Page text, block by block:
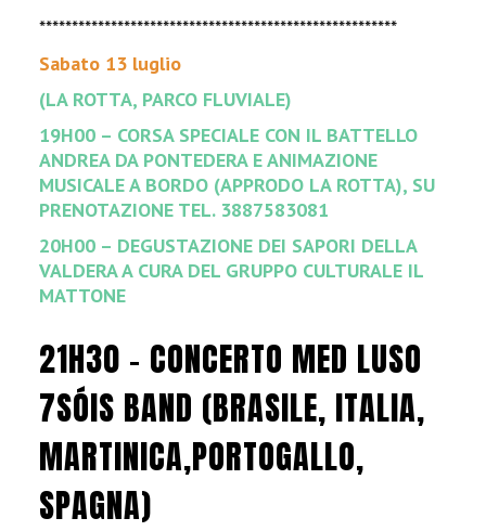
*******************************************************
Sabato 13 luglio
(LA ROTTA, PARCO FLUVIALE)
19H00 – CORSA SPECIALE CON IL BATTELLO
ANDREA DA PONTEDERA E ANIMAZIONE
MUSICALE A BORDO (APPRODO LA ROTTA), SU
PRENOTAZIONE TEL. 3887583081
20H00 – DEGUSTAZIONE DEI SAPORI DELLA
VALDERA A CURA DEL GRUPPO CULTURALE IL
MATTONE
21H30 – CONCERTO MED LUSO
7SÓIS BAND (BRASILE, ITALIA,
MARTINICA,PORTOGALLO,
SPAGNA)